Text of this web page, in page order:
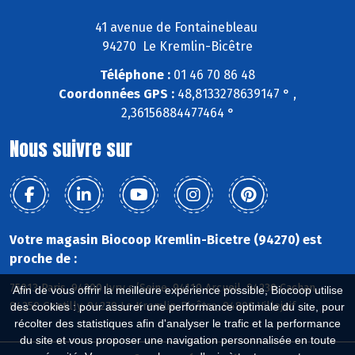
Afin de vous offrir la meilleure expérience possible, Biocoop utilise
des cookies : pour assurer une performance optimale du site, pour
récolter des statistiques afin d'analyser le trafic et la performance
du site et vous proposer une navigation personnalisée en toute
41 avenue de Fontainebleau
94270 Le Kremlin-Bicêtre
Téléphone : 01 46 70 86 48
Coordonnées GPS : 48,8133278639147 ° ,
2,36156884477464 °
Nous suivre sur
Votre magasin Biocoop Kremlin-Bicetre (94270) est
proche de :
75013 Paris, 94200 Ivry s/Seine, 94110 Arcueil, 94230 Cachan,
94250 Gentilly, 94270 Le Kremlin-Bicêtre, 94800 Villejuif